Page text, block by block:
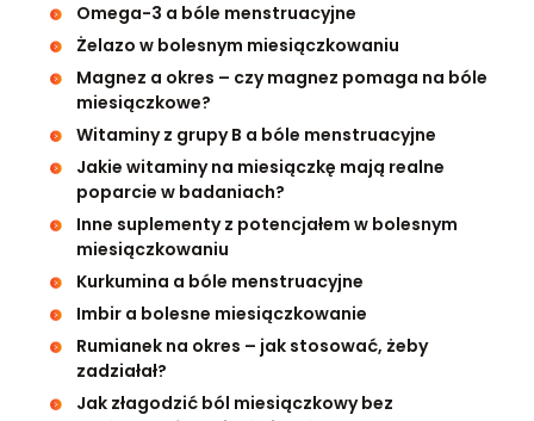
Omega-3 a bóle menstruacyjne
Żelazo w bolesnym miesiączkowaniu
Magnez a okres – czy magnez pomaga na bóle
miesiączkowe?
Witaminy z grupy B a bóle menstruacyjne
Jakie witaminy na miesiączkę mają realne
poparcie w badaniach?
Inne suplementy z potencjałem w bolesnym
miesiączkowaniu
Kurkumina a bóle menstruacyjne
Imbir a bolesne miesiączkowanie
Rumianek na okres – jak stosować, żeby
zadziałał?
Jak złagodzić ból miesiączkowy bez